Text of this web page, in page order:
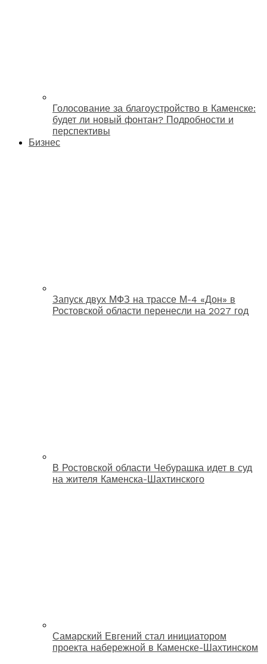
Голосование за благоустройство в Каменске:
будет ли новый фонтан? Подробности и
перспективы
Бизнес
Запуск двух МФЗ на трассе М-4 «Дон» в
Ростовской области перенесли на 2027 год
В Ростовской области Чебурашка идет в суд
на жителя Каменска-Шахтинского
Самарский Евгений стал инициатором
проекта набережной в Каменске-Шахтинском